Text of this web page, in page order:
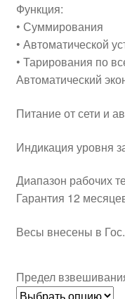
Функция:
• Суммирования
• Автоматической
• Тарирования по
Автоматический
Питание от сети и
Индикация уровня
Диапазон рабочих
Гарантия 12
Весы внесены в
Предел